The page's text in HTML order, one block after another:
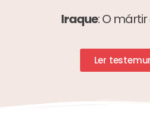
Iraque: O
Ler